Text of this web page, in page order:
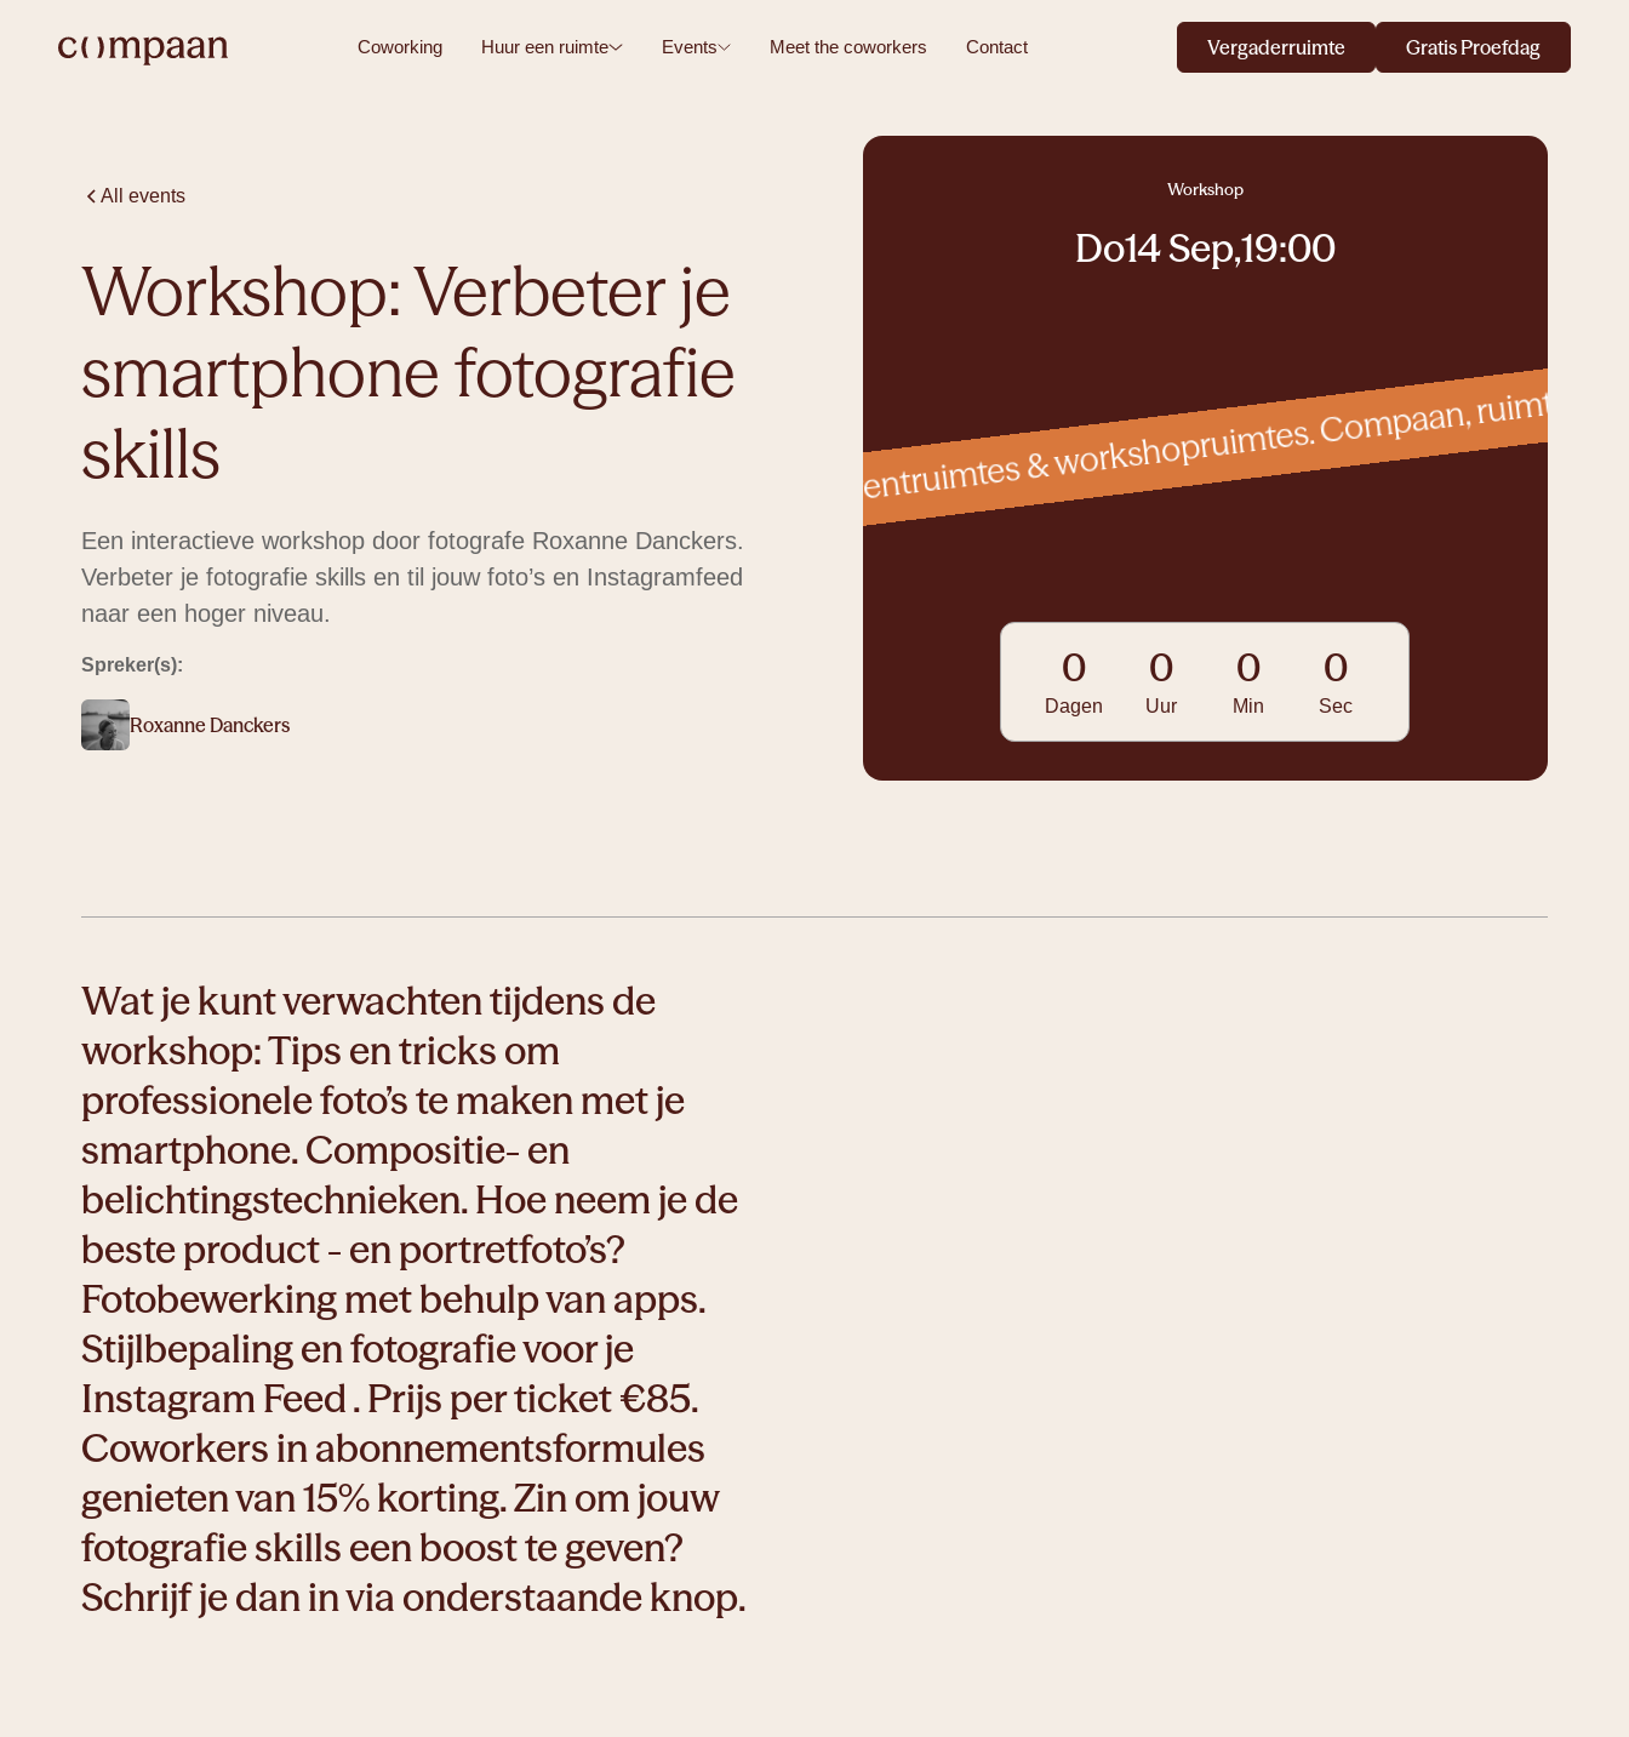
Coworking Huur een ruimte Events Meet the coworkers Contact Vergaderruimte Gratis Proefdag
All events
Workshop: Verbeter je
smartphone fotografie
skills
Een interactieve workshop door fotografe Roxanne Danckers.
Verbeter je fotografie skills en til jouw foto’s en Instagramfeed
naar een hoger niveau.
Spreker(s):
Roxanne Danckers
Workshop
Do14 Sep,19:00
Coworking, vergaderruimtes, eventruimtes & workshopruimtes. Compaan, ruimte
0
Dagen
0
Uur
0
Min
0
Sec
Wat je kunt verwachten tijdens de
workshop: Tips en tricks om
professionele foto’s te maken met je
smartphone. Compositie- en
belichtingstechnieken. Hoe neem je de
beste product - en portretfoto’s?
Fotobewerking met behulp van apps.
Stijlbepaling en fotografie voor je
Instagram Feed . Prijs per ticket €85.
Coworkers in abonnementsformules
genieten van 15% korting. Zin om jouw
fotografie skills een boost te geven?
Schrijf je dan in via onderstaande knop.